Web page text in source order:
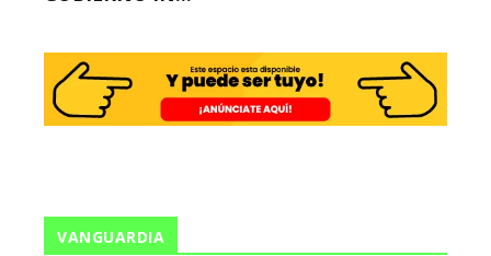
VANGUARDIA